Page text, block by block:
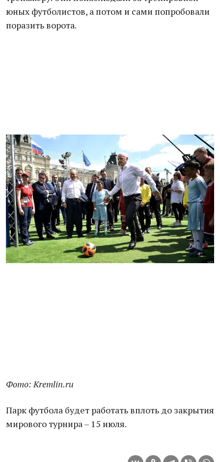
юных футболистов, а потом и сами попробовали
поразить ворота.
Фото: Kremlin.ru
Парк футбола будет работать вплоть до закрытия
мирового турнира – 15 июля.